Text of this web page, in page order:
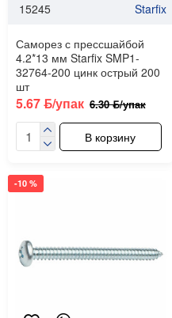
15245 Starfix
Саморез с прессшайбой
4.2*13 мм Starfix SMP1-
32764-200 цинк острый 200
шт
5.67 ƃ/упак 6.30 ƃ/упак
В корзину
-10 %